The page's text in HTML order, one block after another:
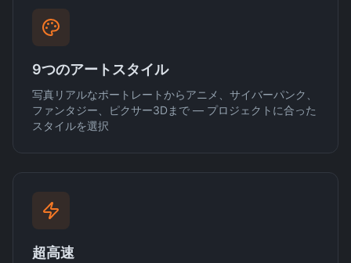
9つのアートスタイル
写真リアルなポートレートからアニメ、サイバーパンク、
ファンタジー、ピクサー3Dまで — プロジェクトに合った
スタイルを選択
超高速